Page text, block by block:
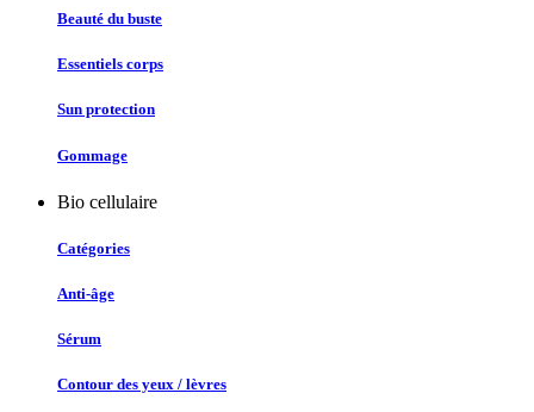
Beauté du buste
Essentiels corps
Sun protection
Gommage
Bio cellulaire
Catégories
Anti-âge
Sérum
Contour des yeux / lèvres